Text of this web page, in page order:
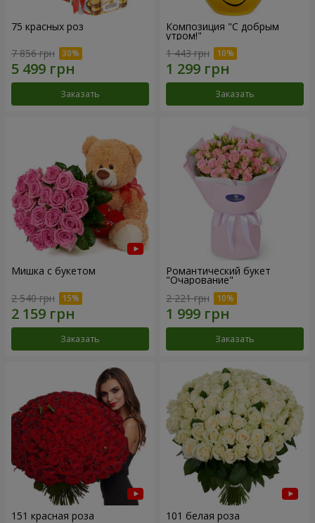
75 красных роз
7 856 грн
Заказать
Композиция "С добрым
утром!"
1 443 грн
Заказать
Мишка с букетом
2 540 грн
Заказать
Романтический букет
"Очарование"
2 221 грн
Заказать
151 красная роза 101 белая роза